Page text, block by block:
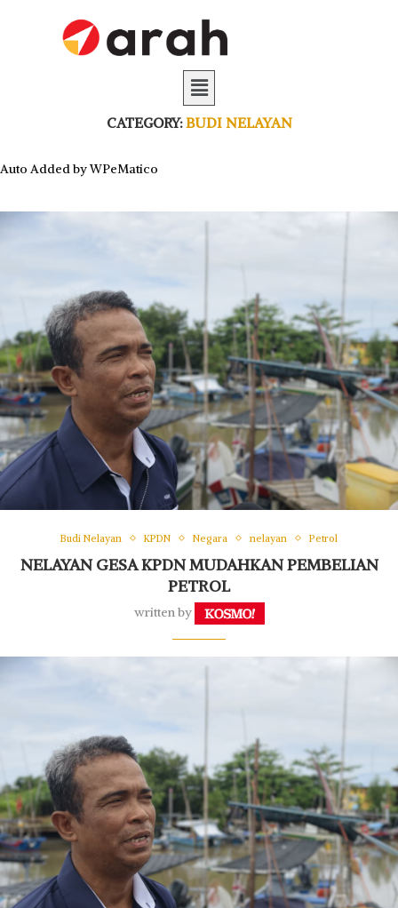
CATEGORY: BUDI NELAYAN
Auto Added by WPeMatico
Budi Nelayan KPDN Negara nelayan Petrol
NELAYAN GESA KPDN MUDAHKAN PEMBELIAN
PETROL
written by